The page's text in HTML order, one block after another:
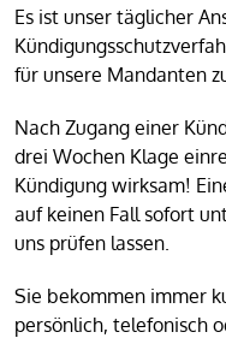
Es ist unser täglicher
für unsere Mandanten
Nach Zugang einer
drei Wochen Klage
Kündigung wirksam!
auf keinen Fall sofort
uns prüfen lassen.
Sie bekommen immer
persönlich, telefonisch